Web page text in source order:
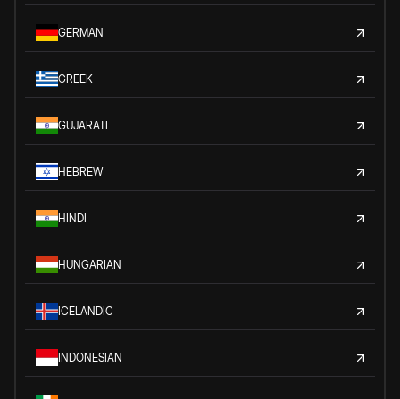
GERMAN
GREEK
GUJARATI
HEBREW
HINDI
HUNGARIAN
ICELANDIC
INDONESIAN